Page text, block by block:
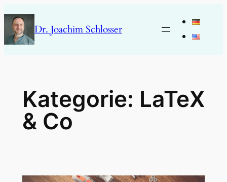
Inhalt
springen
Dr. Joachim Schlosser
Kategorie: LaTeX
& Co